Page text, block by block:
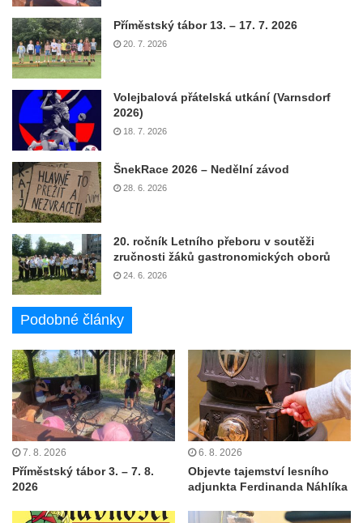
Příměstský tábor 13. – 17. 7. 2026
20. 7. 2026
Volejbalová přátelská utkání (Varnsdorf
2026)
18. 7. 2026
ŠnekRace 2026 – Nedělní závod
28. 6. 2026
20. ročník Letního přeboru v soutěži
zručnosti žáků gastronomických oborů
24. 6. 2026
Podobné články
7. 8. 2026
Příměstský tábor 3. – 7. 8.
2026
6. 8. 2026
Objevte tajemství lesního
adjunkta Ferdinanda Náhlíka